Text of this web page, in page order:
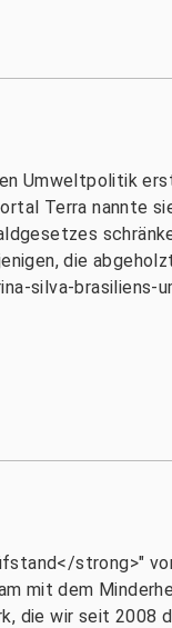
Umweltpolitik
Terra nannte
die abgeholzt
silva-brasiliens-
strong>"
mit dem
die wir seit 2008